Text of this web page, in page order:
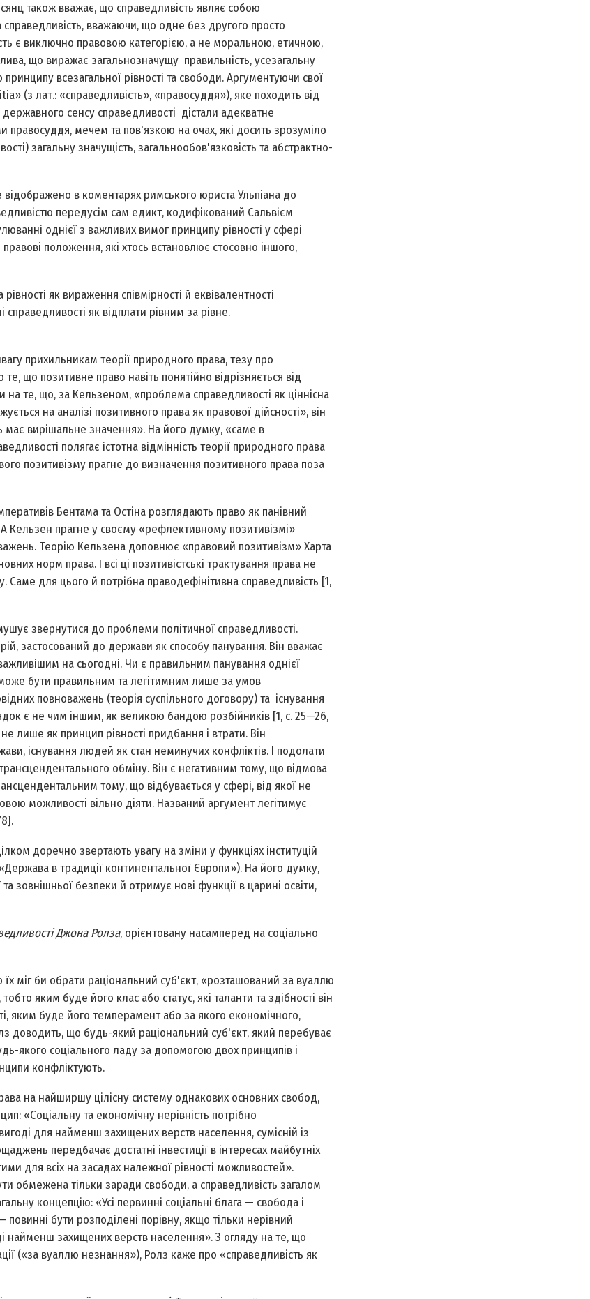
також вважає, що справедливість являє собою
вважаючи, що одне без другого просто
є виключно правовою категорією, а не моральною, етичною,
що виражає загальнозначущу правильність, усезагальну
всезагальної рівності та свободи. Аргументуючи свої
(з лат.: «справедливість», «правосуддя»), яке походить від
сенсу справедливості дістали адекватне
правосуддя, мечем та пов'язкою на очах, які досить зрозуміло
загальну значущість, загальнообов'язковість та абстрактно-
відображено в коментарях римського юриста Ульпіана до
передусім сам едикт, кодифікований Сальвієм
однієї з важливих вимог принципу рівності у сфері
положення, які хтось встановлює стосовно іншого,
як вираження співмірності й еквівалентності
як відплати рівним за рівне.
прихильникам теорії природного права, тезу про
що позитивне право навіть понятійно відрізняється від
те, що, за Кельзеном, «проблема справедливості як ціннісна
на аналізі позитивного права як правової дійсності», він
має вирішальне значення». На його думку, «саме в
полягає істотна відмінність теорії природного права
позитивізму прагне до визначення позитивного права поза
Бентама та Остіна розглядають право як панівний
прагне у своєму «рефлективному позитивізмі»
Теорію Кельзена доповнює «правовий позитивізм» Харта
норм права. І всі ці позитивістські трактування права не
для цього й потрібна праводефінітивна справедливість [1,
звернутися до проблеми політичної справедливості.
застосований до держави як способу панування. Він вважає
на сьогодні. Чи є правильним панування однієї
бути правильним та легітимним лише за умов
повноважень (теорія суспільного договору) та існування
є не чим іншим, як великою бандою розбійників [1, с. 25—26,
не лише як принцип рівності придбання і втрати. Він
існування людей як стан неминучих конфліктів. І подолати
обміну. Він є негативним тому, що відмова
тому, що відбувається у сфері, від якої не
можливості вільно діяти. Названий аргумент легітимує
доречно звертають увагу на зміни у функціях інституцій
в традиції континентальної Європи»). На його думку,
зовнішньої безпеки й отримує нові функції в царині освіти,
Джона Ролза, орієнтовану насамперед на соціально
міг би обрати раціональний суб'єкт, «розташований за вуаллю
яким буде його клас або статус, які таланти та здібності він
яким буде його темперамент або за якого економічного,
доводить, що будь-який раціональний суб'єкт, який перебуває
якого соціального ладу за допомогою двох принципів і
конфліктують.
на найширшу цілісну систему однакових основних свобод,
«Соціальну та економічну нерівність потрібно
для найменш захищених верств населення, сумісній із
передбачає достатні інвестиції в інтересах майбутніх
для всіх на засадах належної рівності можливостей».
тільки заради свободи, а справедливість загалом
концепцію: «Усі первинні соціальні блага — свобода і
бути розподілені порівну, якщо тільки нерівний
найменш захищених верств населення». З огляду на те, що
(«за вуаллю незнання»), Ролз каже про «справедливість як